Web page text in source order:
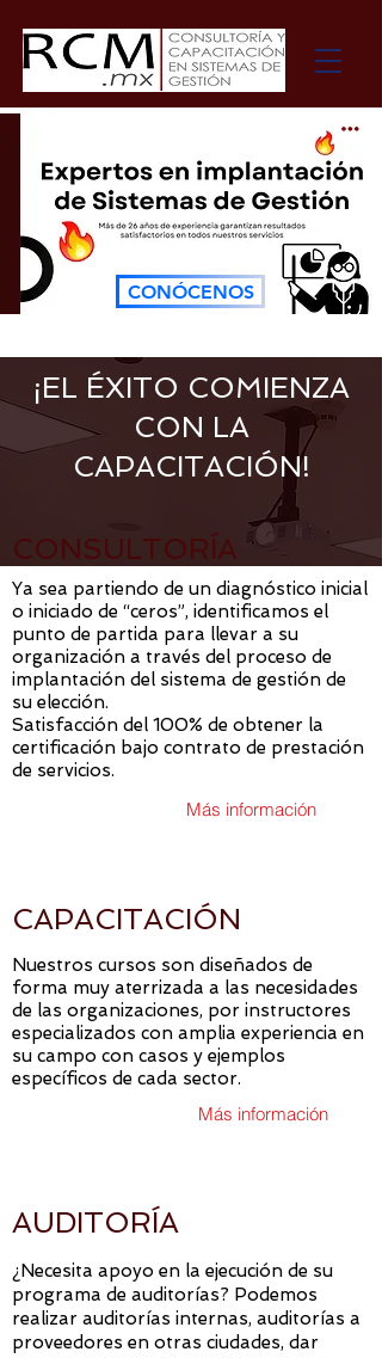
CONÓCENOS
¡EL ÉXITO COMIENZA
CON LA
CAPACITACIÓN!
CAPACITACIÓN
Nuestros cursos son diseñados de
forma muy aterrizada a las necesidades
de las organizaciones, por instructores
especializados con amplia experiencia en
su campo con casos y ejemplos
específicos de cada sector.
Más información
AUDITORÍA
¿Necesita apoyo en la ejecución de su
programa de auditorías? Podemos
realizar auditorías internas, auditorías a
proveedores en otras ciudades, dar
CONSULTORÍA
Ya sea partiendo de un diagnóstico inicial
o iniciado de “ceros”, identificamos el
punto de partida para llevar a su
organización a través del proceso de
implantación del sistema de gestión de
su elección.
Satisfacción del 100% de obtener la
certificación bajo contrato de prestación
de servicios.
Más información